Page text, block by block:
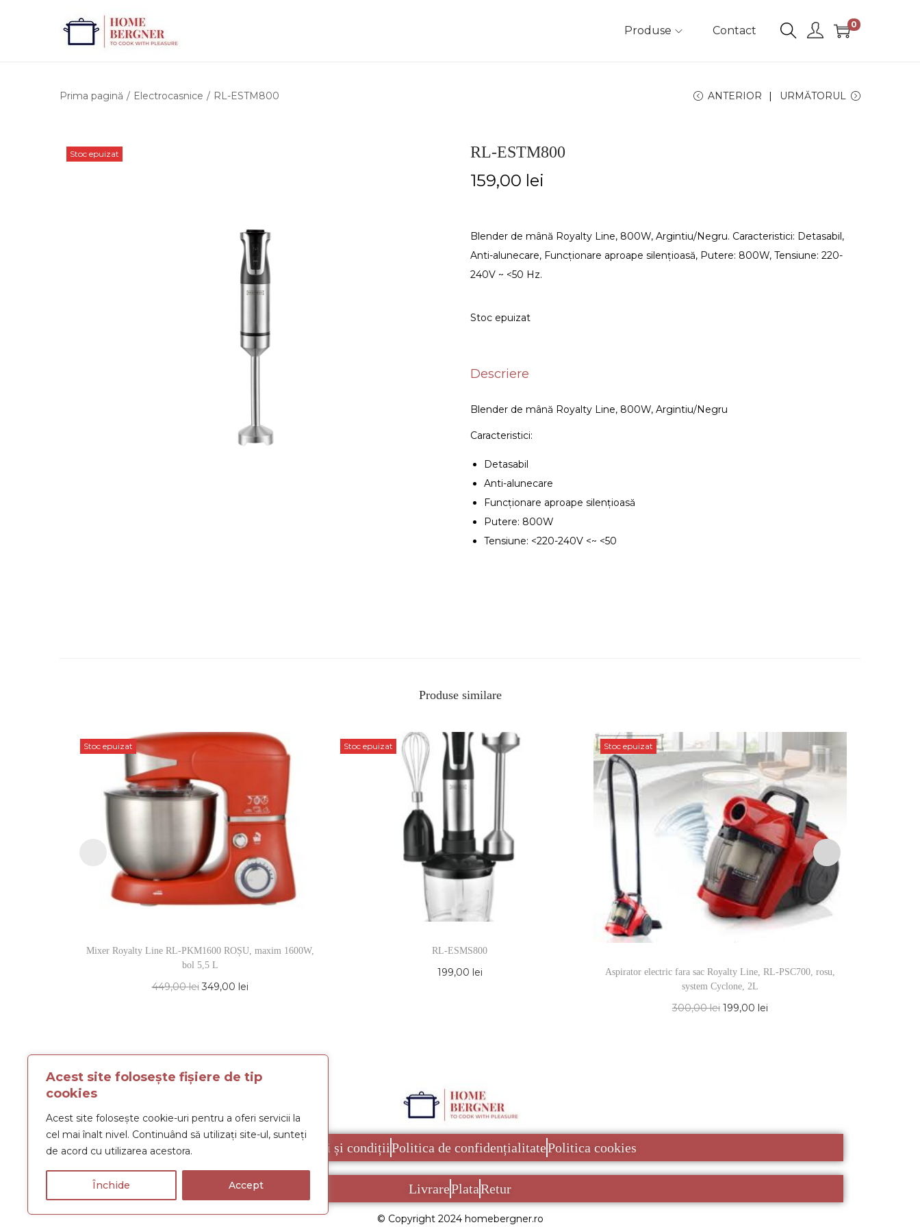
Acest site folosește fișiere de tip
cookies
Acest site folosește cookie-uri pentru a oferi servicii la
cel mai înalt nivel. Continuând să utilizați site-ul, sunteți
de acord cu utilizarea acestora.
Închide Accept
Produse Contact 0
Prima pagină / Electrocasnice / RL-ESTM800 ANTERIOR URMĂTORUL
Stoc epuizat RL-ESTM800
159,00 lei
Blender de mână Royalty Line, 800W, Argintiu/Negru. Caracteristici: Detasabil,
Anti-alunecare, Funcționare aproape silențioasă, Putere: 800W, Tensiune: 220-
240V ~ <50 Hz.
Stoc epuizat
Descriere
Blender de mână Royalty Line, 800W, Argintiu/Negru
Caracteristici:
Detasabil
Anti-alunecare
Funcționare aproape silențioasă
Putere: 800W
Tensiune: <220-240V <~ <50
Produse similare
Stoc epuizat
Mixer Royalty Line RL-PKM1600 ROȘU, maxim 1600W,
bol 5,5 L
449,00lei 349,00 lei
Stoc epuizat
RL-ESMS800
199,00 lei
Stoc epuizat
Aspirator electric fara sac Royalty Line, RL-PSC700, rosu,
system Cyclone, 2L
300,00lei 199,00 lei
Termeni și condițiiPolitica de confidențialitatePolitica cookies
LivrarePlataRetur
© Copyright 2024 homebergner.ro